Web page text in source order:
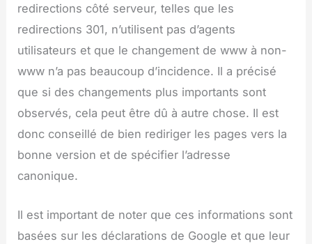
redirections côté serveur, telles que les
redirections 301, n’utilisent pas d’agents
utilisateurs et que le changement de www à non-
www n’a pas beaucoup d’incidence. Il a précisé
que si des changements plus importants sont
observés, cela peut être dû à autre chose. Il est
donc conseillé de bien rediriger les pages vers la
bonne version et de spécifier l’adresse
canonique.
Il est important de noter que ces informations sont
basées sur les déclarations de Google et que leur